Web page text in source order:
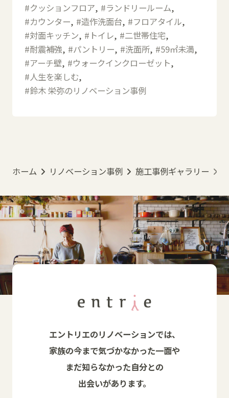
クッションフロア
ランドリールーム
カウンター
造作洗面台
フロアタイル
対面キッチン
トイレ
二世帯住宅
耐震補強
パントリー 洗面所
59㎡未満
アーチ壁
ウォークインクローゼット
人生を楽しむ
鈴木 栄弥のリノベーション事例
ホーム リノベーション事例 施工事例ギャラリー
エントリエのリノベーションでは、
家族の今まで気づかなかった一面や
まだ知らなかった自分との
出会いがあります。